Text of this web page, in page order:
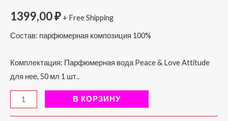
1399,00₽ + Free Shipping
Состав: парфюмерная композиция 100%
Комплектация: Парфюмерная вода Peace & Love Attitude
для нее, 50 мл 1 шт..
В КОРЗИНУ